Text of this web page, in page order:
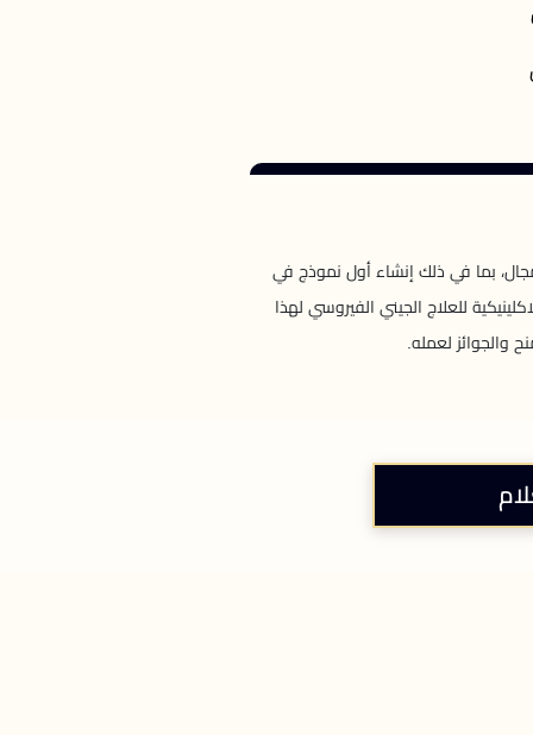
بما في ذلك إنشاء أول نموذج في
للعلاج الجيني الفيروسي لهذا
والجوائز لعمله.